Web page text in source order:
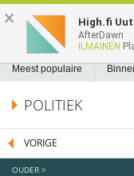
Nieuws
Meest populaire
Buitenland
Politiek
NIEUWS REEDS
Meest populaire
PolitiekPOLITIEK
VORIGE
OUDER >
× High.fi
AfterDawn
ILMAINEN